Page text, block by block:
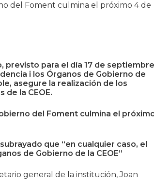
Sociedad Barcelonesa de
Historia
Biblioteca Archivo
del Foment culmina el próximo 4 de
previsto para el día 17 de
i los Órganos de Gobierno de
asegure la realización de los
de la CEOE.
del Foment culmina el
que “en cualquier caso, el
de Gobierno de la CEOE”
general de la institución, Joan